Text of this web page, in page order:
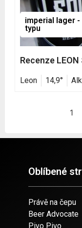
imperial lager
typu
Recenze
Leon 14,9°
1
Oblíbené
Právě na čepu
Beer Advocate
Pivo Pivo